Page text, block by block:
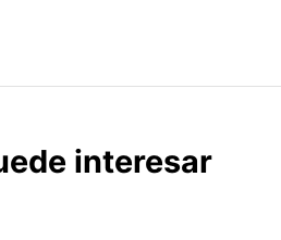
interesar